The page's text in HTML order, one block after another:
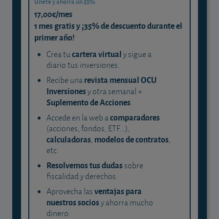
17,00€/mes
1 mes gratis y ¡35% de descuento durante el
primer año!
Crea tucartera virtualy sigue a
diario tus inversiones.
Recibe unarevista mensual OCU
Inversionesy otra semanal +
Suplemento de Acciones.
Accede en la web acomparadores
(acciones, fondos, ETF...),
calculadoras, modelos de contratos,
etc.
Resolvemos tus dudassobre
fiscalidad y derechos.
Aprovecha lasventajas para
nuestros sociosy ahorra mucho
dinero.